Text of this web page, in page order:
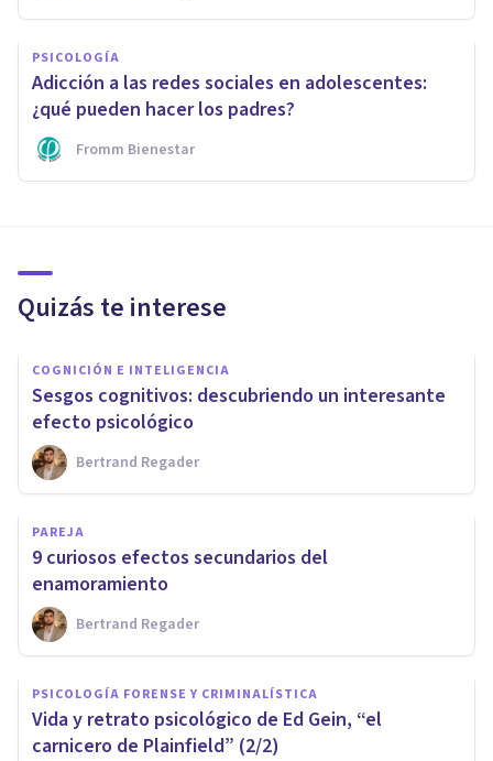
PSICOLOGÍA
Adicción a las redes sociales en adolescentes:
¿qué pueden hacer los padres?
Fromm Bienestar
Quizás te interese
COGNICIÓN E INTELIGENCIA
Sesgos cognitivos: descubriendo un interesante
efecto psicológico
Bertrand Regader
PAREJA
9 curiosos efectos secundarios del
enamoramiento
Bertrand Regader
PSICOLOGÍA FORENSE Y CRIMINALÍSTICA
Vida y retrato psicológico de Ed Gein, “el
carnicero de Plainfield” (2/2)